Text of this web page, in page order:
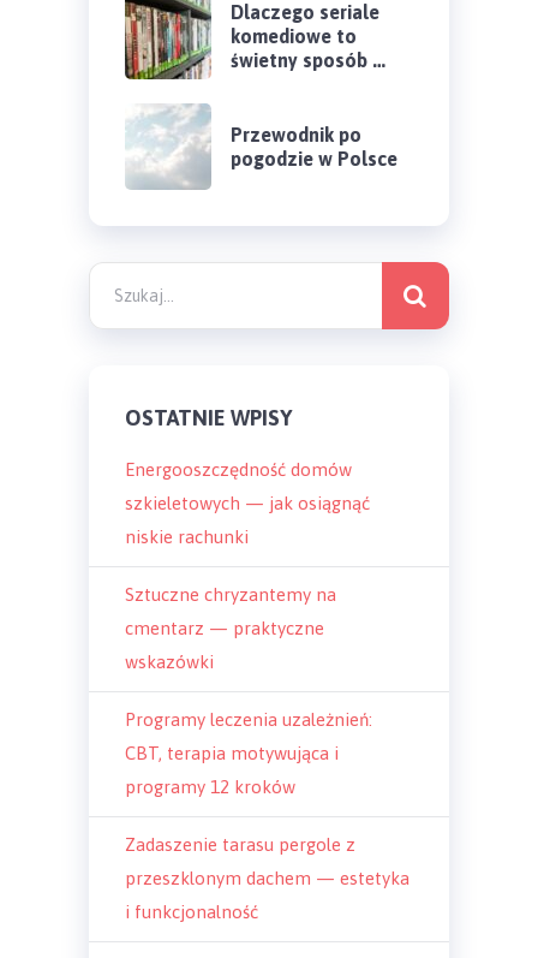
Dlaczego seriale
komediowe to
świetny sposób …
Przewodnik po
pogodzie w Polsce
OSTATNIE WPISY
Energooszczędność domów
szkieletowych — jak osiągnąć
niskie rachunki
Sztuczne chryzantemy na
cmentarz — praktyczne
wskazówki
Programy leczenia uzależnień:
CBT, terapia motywująca i
programy 12 kroków
Zadaszenie tarasu pergole z
przeszklonym dachem — estetyka
i funkcjonalność